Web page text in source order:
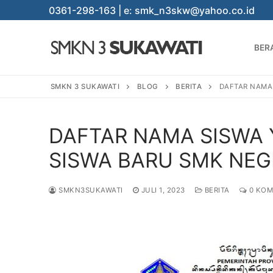
ke
0361-298-163 | e: smk_n3skw@yahoo.co.id
Cari:
PROGRAM
SMKN 3 SUKAWATI BLOG BERITA DAFTAR
DAFTAR NAMA
SISWA BARU SMK
SMKN3SUKAWATI JULI 1, 2023 BERITA 0